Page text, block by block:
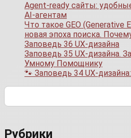
Agent-ready сайты:
AI-агентам
Что такое GEO (Generative
новая эпоха поиска.
Заповедь 36 UX-дизайна
Заповедь 35 UX-дизайна.
Умному Помощнику
🐾 Заповедь 34 UX-
Поиск:
Рубрики